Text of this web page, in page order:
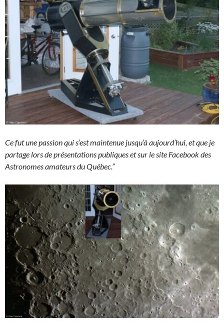
Ce fut une passion qui s’est maintenue jusqu’à aujourd’hui, et que je
partage lors de présentations publiques et sur le site Facebook des
Astronomes amateurs du Québec.”